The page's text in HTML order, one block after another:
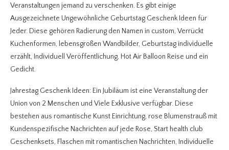
Veranstaltungen jemand zu verschenken. Es gibt einige
Ausgezeichnete Ungewöhnliche Geburtstag Geschenk Ideen für
Jeder. Diese gehören Radierung den Namen in custom, Verrückt
Kuchenformen, lebensgroßen Wandbilder, Geburtstag individuelle
erzählt, Individuell Veröffentlichung, Hot Air Balloon Reise und ein
Gedicht.
Jahrestag Geschenk Ideen: Ein Jubiläum ist eine Veranstaltung der
Union von 2 Menschen und Viele Exklusive verfügbar. Diese
bestehen aus romantische Kunst Einrichtung, rose Blumenstrauß mit
Kundenspezifische Nachrichten auf jede Rose, Start health club
Geschenksets, Flaschen mit romantischen Nachrichten, Individuelle